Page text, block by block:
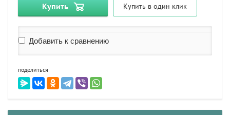
Купить Купить в один клик
Добавить к сравнению
поделиться